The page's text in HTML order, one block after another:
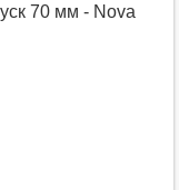
70 мм - Nova